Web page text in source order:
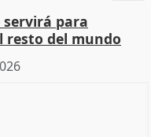
para
resto del mundo